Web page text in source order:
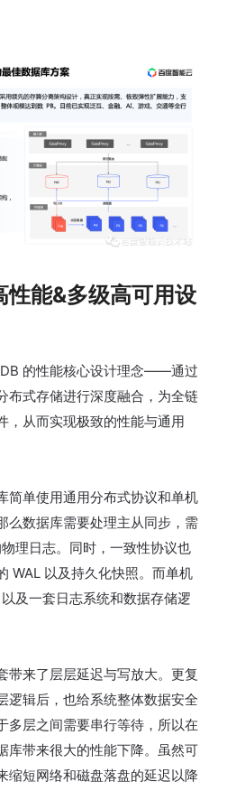
能&多级高可用设
的性能核心设计理念——通过
布式存储进行深度融合，为全链
，从而实现极致的性能与通用
简单使用通用分布式协议和单机
么数据库需要处理主从同步，需
理日志。同时，一致性协议也
WAL 以及持久化快照。而单机
及一套日志系统和数据存储逻
带来了层层延迟与写放大。更复
逻辑后，也给系统整体数据安全
多层之间需要串行等待，所以在
库带来很大的性能下降。虽然可
缩短网络和磁盘落盘的延迟以降